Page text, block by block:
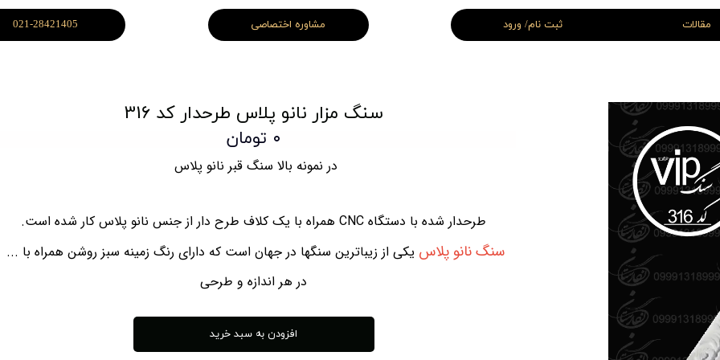
021-28421405
اقتصادی
قبر شهید
مقالات ثبت نام/ ورود مشاوره اختصاصی
سنگ مزار نانو پلاس طرحدار کد 316
۰ تومان
در نمونه بالا سنگ قبر نانو پلاس
طرحدار شده با دستگاه CNC همراه با یک کلاف طرح دار از جنس نانو پلاس کار شده است.
سنگ نانو پلاس یکی از زیباترین سنگها در جهان است که دارای رنگ زمینه سبز روشن همراه با ...
در هر اندازه و طرحی
افزودن به سبد خرید